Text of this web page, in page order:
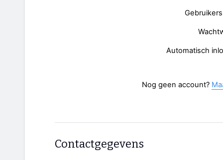
Automatisch
Nog geen account?
Contactgegevens